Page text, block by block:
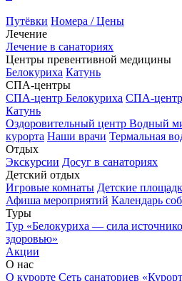
Путёвки Номера / Цены
Лечение
Лечение в санаториях
Центры превентивной медицины
Белокуриха Катунь
СПА-центры
СПА-центр Белокуриха СПА-
Катунь
Оздоровительный центр Водный
курорта Наши врачи Термальная
Отдых
Экскурсии Досуг в санаториях
Детский отдых
Игровые комнаты Детские
Афиша мероприятий Календарь
Туры
Тур «Белокуриха — сила
здоровью»
Акции
О нас
О курорте Сеть санаториев